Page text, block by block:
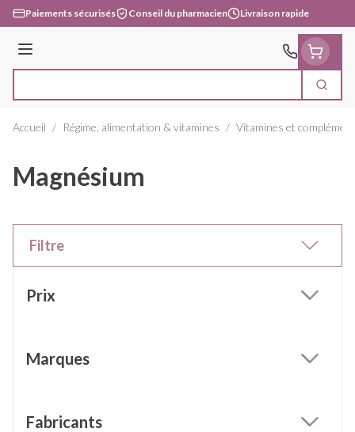
Aller au contenu
Paiements sécurisés Conseil du pharmacien Livraison rapide
Menu
Accueil / Régime, alimentation & vitamines / Vitamines et
Magnésium
Filtre
Prix
Marques
Fabricants